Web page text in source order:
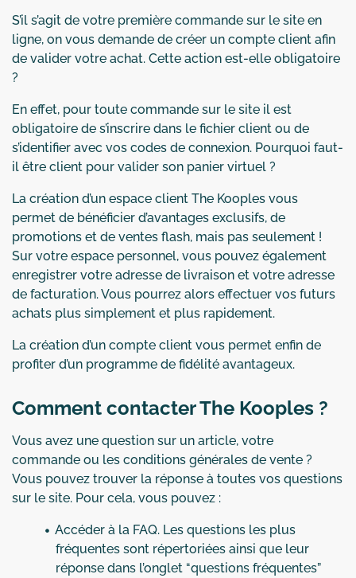
S’il s’agit de votre première commande sur le site en
ligne, on vous demande de créer un compte client afin
de valider votre achat. Cette action est-elle obligatoire
?
En effet, pour toute commande sur le site il est
obligatoire de s’inscrire dans le fichier client ou de
s’identifier avec vos codes de connexion. Pourquoi faut-
il être client pour valider son panier virtuel ?
La création d’un espace client The Kooples vous
permet de bénéficier d’avantages exclusifs, de
promotions et de ventes flash, mais pas seulement !
Sur votre espace personnel, vous pouvez également
enregistrer votre adresse de livraison et votre adresse
de facturation. Vous pourrez alors effectuer vos futurs
achats plus simplement et plus rapidement.
La création d’un compte client vous permet enfin de
profiter d’un programme de fidélité avantageux.
Comment contacter The Kooples ?
Vous avez une question sur un article, votre
commande ou les conditions générales de vente ?
Vous pouvez trouver la réponse à toutes vos questions
sur le site. Pour cela, vous pouvez :
Accéder à la FAQ. Les questions les plus
fréquentes sont répertoriées ainsi que leur
réponse dans l’onglet “questions fréquentes”